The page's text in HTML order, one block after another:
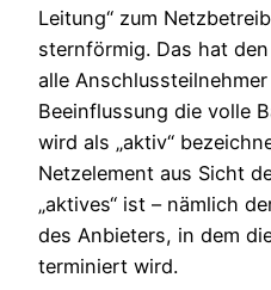
Leitung“ zum
sternförmig. Das hat
alle
Beeinflussung die volle
wird als „aktiv“
Netzelement aus Sicht
„aktives“ ist – nämlich
des Anbieters, in dem
terminiert wird.